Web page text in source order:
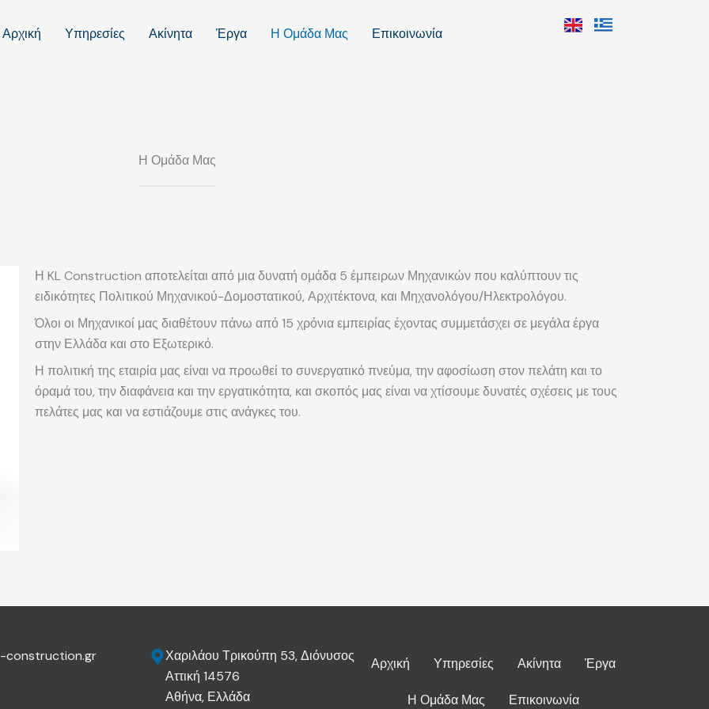
Αρχική Υπηρεσίες Ακίνητα Έργα Η Ομάδα Μας Επικοινωνία
Η Ομάδα Μας
Η KL Construction αποτελείται από μια δυνατή ομάδα 5 έμπειρων Μηχανικών που καλύπτουν τις
ειδικότητες Πολιτικού Μηχανικού-Δομοστατικού, Αρχιτέκτονα, και Μηχανολόγου/Ηλεκτρολόγου.
Όλοι οι Μηχανικοί μας διαθέτουν πάνω από 15 χρόνια εμπειρίας έχοντας συμμετάσχει σε μεγάλα έργα
στην Ελλάδα και στο Εξωτερικό.
Η πολιτική της εταιρία μας είναι να προωθεί το συνεργατικό πνεύμα, την αφοσίωση στον πελάτη και το
όραμά του, την διαφάνεια και την εργατικότητα, και σκοπός μας είναι να χτίσουμε δυνατές σχέσεις με τους
πελάτες μας και να εστιάζουμε στις ανάγκες του.
construction.gr
Χαριλάου Τρικούπη 53, Διόνυσος
Αττική 14576
Αθήνα, Ελλάδα
Αρχική Υπηρεσίες Ακίνητα Έργα
Η Ομάδα Μας Επικοινωνία